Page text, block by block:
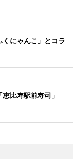
にゃんこ」とコラ
恵比寿駅前寿司」